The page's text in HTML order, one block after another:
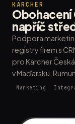
KÄRCHER
Obohacení
napříč
Podpora
registry firem s
pro Kärcher
v Maďarsku,
Marketing